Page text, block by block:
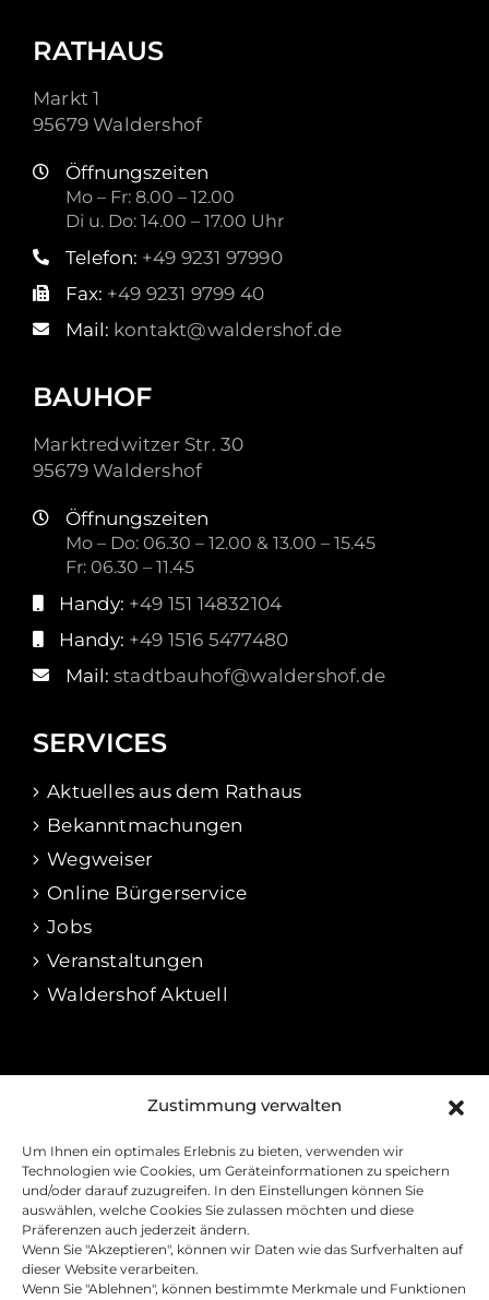
Zustimmung verwalten
Um Ihnen ein optimales Erlebnis zu bieten, verwenden wir
Technologien wie Cookies, um Geräteinformationen zu speichern
und/oder darauf zuzugreifen. In den Einstellungen können Sie
auswählen, welche Cookies Sie zulassen möchten und diese
Präferenzen auch jederzeit ändern.
Wenn Sie "Akzeptieren", können wir Daten wie das Surfverhalten auf
dieser Website verarbeiten.
Wenn Sie "Ablehnen", können bestimmte Merkmale und Funktionen
RATHAUS
Markt 1
95679 Waldershof
Öffnungszeiten
Mo – Fr: 8.00 – 12.00
Di u. Do: 14.00 – 17.00 Uhr
Telefon: +49 9231 97990
Fax: +49 9231 9799 40
Mail: kontakt@waldershof.de
BAUHOF
Marktredwitzer Str. 30
95679 Waldershof
Öffnungszeiten
Mo – Do: 06.30 – 12.00 & 13.00 – 15.45
Fr: 06.30 – 11.45
Handy: +49 151 14832104
Handy: +49 1516 5477480
Mail: stadtbauhof@waldershof.de
SERVICES
Aktuelles aus dem Rathaus
Bekanntmachungen
Wegweiser
Online Bürgerservice
Jobs
Veranstaltungen
Waldershof Aktuell
RECHTLICHES
Datenschutz
Cookie-Richtline
Barrierefreiheitserklärung
Kontakt